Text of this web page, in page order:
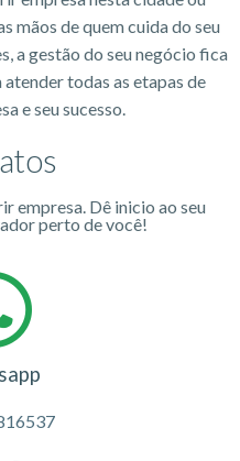
mãos de quem cuida do seu
a gestão do seu negócio fica
todas as etapas de
e seu sucesso.
empresa. Dê inicio ao seu
perto de você!